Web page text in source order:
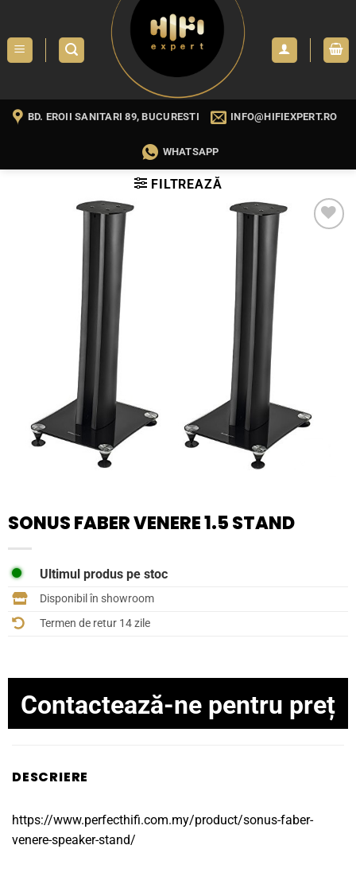
content
BD. EROII SANITARI 89, BUCURESTI INFO@HIFIEXPERT.RO
WHATSAPP
FILTREAZĂ
SONUS FABER VENERE 1.5 STAND
Ultimul produs pe stoc
Disponibil în showroom
Termen de retur 14 zile
Contactează-ne pentru preț
DESCRIERE
https://www.perfecthifi.com.my/product/sonus-faber-
venere-speaker-stand/